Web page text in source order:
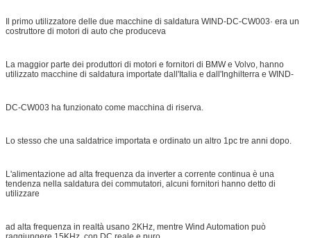
Il primo utilizzatore delle due macchine di saldatura WIND-DC-CW003· era un
costruttore di motori di auto che produceva
La maggior parte dei produttori di motori e fornitori di BMW e Volvo, hanno
utilizzato macchine di saldatura importate dall'Italia e dall'Inghilterra e WIND-
DC-CW003 ha funzionato come macchina di riserva.
Lo stesso che una saldatrice importata e ordinato un altro 1pc tre anni dopo.
L'alimentazione ad alta frequenza da inverter a corrente continua è una
tendenza nella saldatura dei commutatori, alcuni fornitori hanno detto di
utilizzare
ad alta frequenza in realtà usano 2KHz, mentre Wind Automation può